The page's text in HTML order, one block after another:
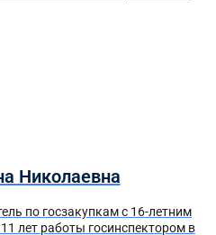
Николаевна
по госзакупкам с 16-летним
лет работы госинспектором в